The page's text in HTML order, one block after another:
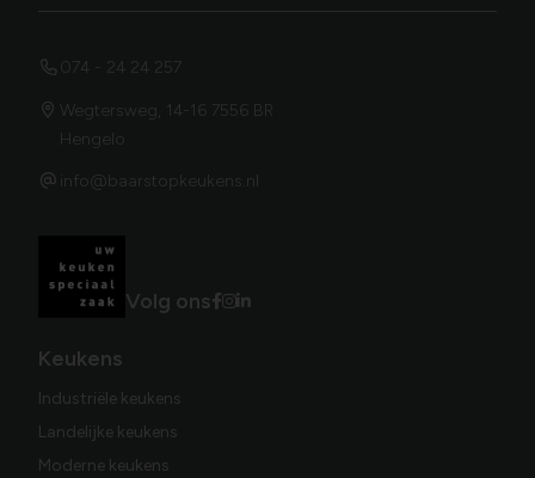
074 - 24 24 257
Wegtersweg, 14-16 7556 BR
Hengelo
info@baarstopkeukens.nl
Volg ons
Keukens
Industriële keukens
Landelijke keukens
Moderne keukens